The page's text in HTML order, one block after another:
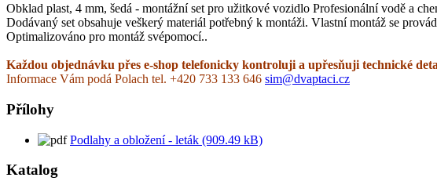
Obklad plast, 4 mm, šedá - montážní set pro užitkové vozidlo Profesionální vodě a
Dodávaný set obsahuje veškerý materiál potřebný k montáži. Vlastní montáž se
Optimalizováno pro montáž svépomocí..
Každou objednávku přes e-shop telefonicky kontroluji a upřesňuji technické
Informace Vám podá Polach tel. +420 733 133 646 sim@dvaptaci.cz
Přílohy
Podlahy a obložení - leták (909.49 kB)
Katalog